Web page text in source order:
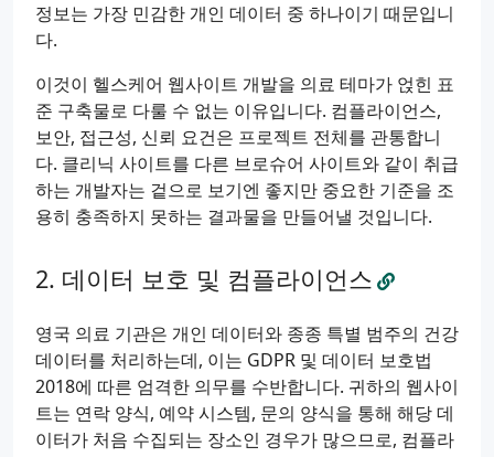
정보는 가장 민감한 개인 데이터 중 하나이기 때문입니
다.
이것이 헬스케어 웹사이트 개발을 의료 테마가 얹힌 표
준 구축물로 다룰 수 없는 이유입니다. 컴플라이언스,
보안, 접근성, 신뢰 요건은 프로젝트 전체를 관통합니
다. 클리닉 사이트를 다른 브로슈어 사이트와 같이 취급
하는 개발자는 겉으로 보기엔 좋지만 중요한 기준을 조
용히 충족하지 못하는 결과물을 만들어낼 것입니다.
데이터 보호 및 컴플라이언스
영국 의료 기관은 개인 데이터와 종종 특별 범주의 건강
데이터를 처리하는데, 이는 GDPR 및 데이터 보호법
2018에 따른 엄격한 의무를 수반합니다. 귀하의 웹사이
트는 연락 양식, 예약 시스템, 문의 양식을 통해 해당 데
이터가 처음 수집되는 장소인 경우가 많으므로, 컴플라